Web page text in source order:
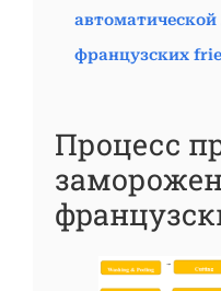
французских
Процесс